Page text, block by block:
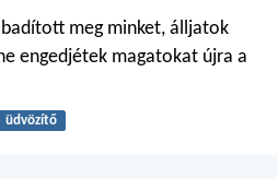
meg minket, álljatok
engedjétek magatokat újra a
üdvözítő